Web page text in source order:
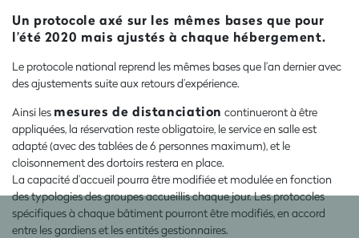
Un protocole axé sur les mêmes bases que pour
l’été 2020 mais ajustés à chaque hébergement.
Le protocole national reprend les mêmes bases que l’an dernier avec
des ajustements suite aux retours d’expérience.
Ainsi les mesures de distanciation continueront à être
appliquées, la réservation reste obligatoire, le service en salle est
adapté (avec des tablées de 6 personnes maximum), et le
cloisonnement des dortoirs restera en place.
La capacité d’accueil pourra être modifiée et modulée en fonction
des typologies des groupes accueillis chaque jour. Les protocoles
spécifiques à chaque bâtiment pourront être modifiés, en accord
entre les gardiens et les entités gestionnaires.